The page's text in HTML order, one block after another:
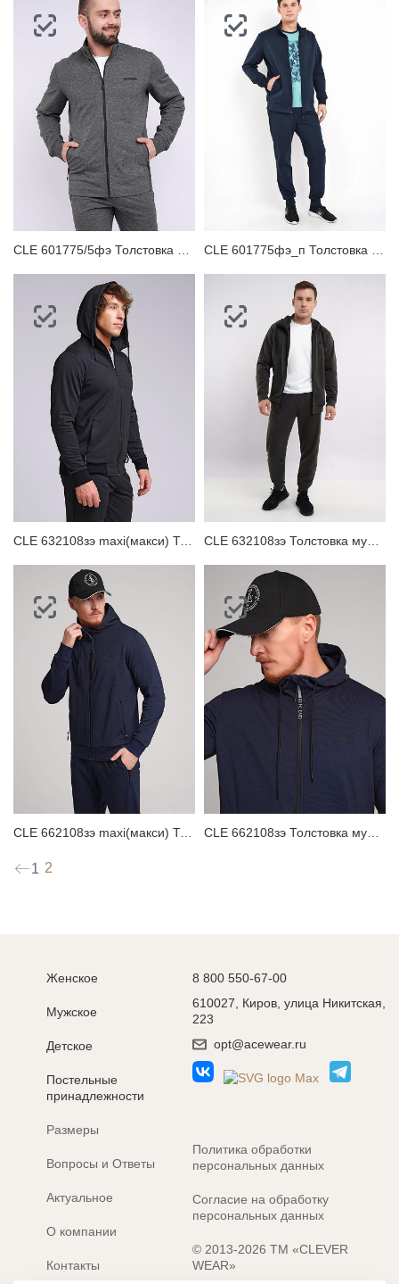
CLE 632108зэ maxi(макси) Толстовка мужская CLE 632108зэ Толстовка мужская
CLE 662108зэ maxi(макси) Толстовка мужская
1 2
Женское
Мужское
Детское
Постельные
принадлежности
Размеры
Вопросы и Ответы
Актуальное
О компании
Контакты
8 800 550-67-00
610027, Киров, улица Никитская,
223
opt@acewear.ru
Политика обработки
персональных данных
Согласие на обработку
персональных данных
© 2013-2026 ТМ «CLEVER
WEAR»